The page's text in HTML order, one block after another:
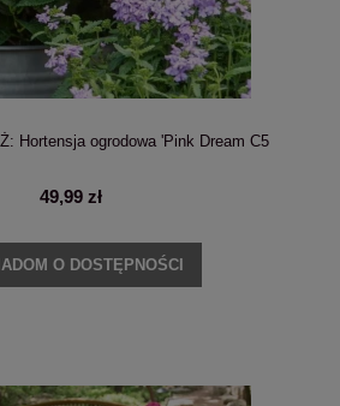
Hortensja ogrodowa 'Pink Dream C5
49,99 zł
O DOSTĘPNOŚCI